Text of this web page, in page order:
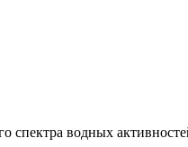
спектра водных